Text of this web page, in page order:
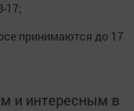
17;
принимаются до 17
и интересным в